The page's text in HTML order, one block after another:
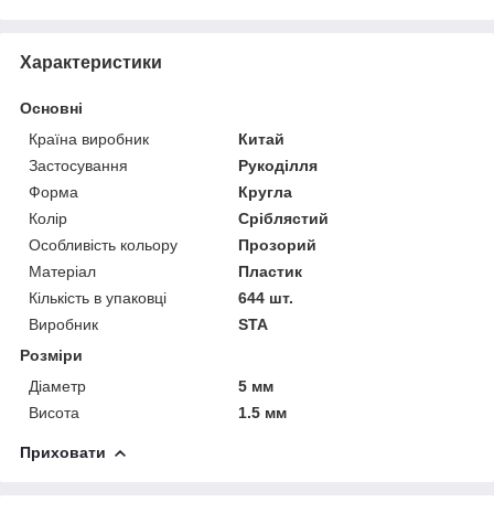
Характеристики
Основні
Країна виробник
Китай
Застосування
Рукоділля
Форма
Кругла
Колір
Сріблястий
Особливість кольору
Прозорий
Матеріал
Пластик
Кількість в упаковці
644 шт.
Виробник
STA
Розміри
Діаметр
5 мм
Висота
1.5 мм
Приховати